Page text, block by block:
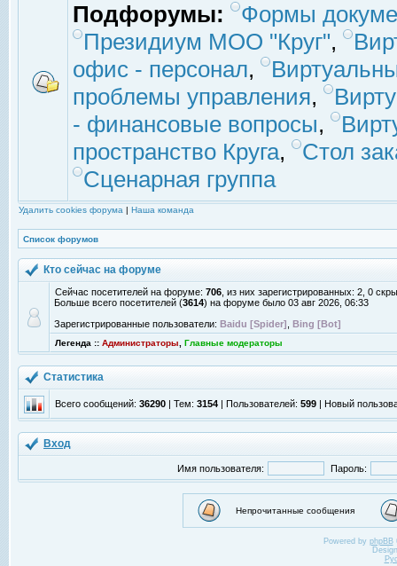
Подфорумы:
Формы
Президиум МОО "Круг",
офис - персонал,
проблемы управления,
- финансовые вопросы,
пространство Круга,
Стол
Сценарная группа
Удалить cookies форума | Наша команда
Список форумов
Кто сейчас на форуме
Сейчас посетителей на форуме: 706 , из них зарегистрированных: 2, 0
Больше всего посетителей (3614) на форуме было 03 авг 2026, 06:33
Зарегистрированные пользователи: Baidu [Spider] Bing [Bot]
Легенда :: Администраторы Главные модераторы
Статистика
Всего сообщений: 36290 | Тем: 3154 | Пользователей: 599 | Новый
Вход
Имя пользователя: Пароль:
Непрочитанные сообщения
Powered by phpBB